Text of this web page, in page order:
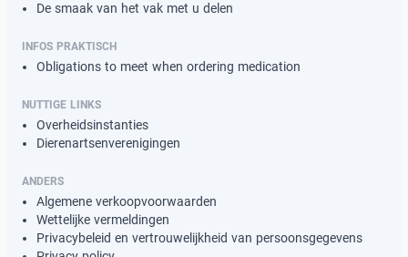
De smaak van het vak met u delen
INFOS PRAKTISCH
Obligations to meet when ordering medication
NUTTIGE LINKS
Overheidsinstanties
Dierenartsenverenigingen
ANDERS
Algemene verkoopvoorwaarden
Wettelijke vermeldingen
Privacybeleid en vertrouwelijkheid van persoonsgegevens